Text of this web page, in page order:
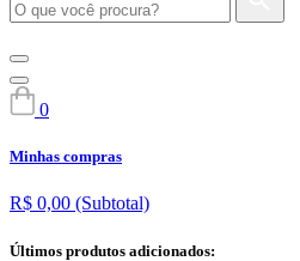
0
Minhas compras
R$ 0,00 (Subtotal)
Últimos produtos adicionados: